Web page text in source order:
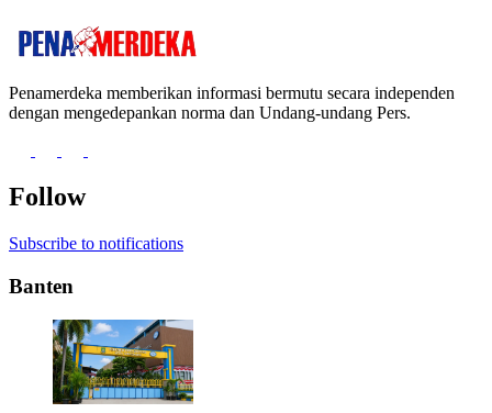
Penamerdeka memberikan informasi bermutu secara independen
dengan mengedepankan norma dan Undang-undang Pers.
Follow
Subscribe to notifications
Banten